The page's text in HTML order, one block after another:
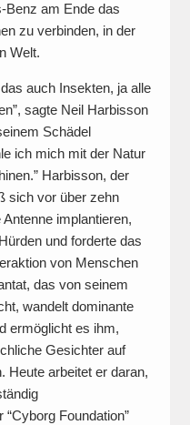
Benz am Ende das
zu verbinden, in der
Welt.
auch Insekten, ja alle
sagte Neil Harbisson
Schädel
ich mich mit der Natur
Harbisson, der
sich vor über zehn
implantieren,
und forderte das
von Menschen
das von seinem
wandelt dominante
ermöglicht es ihm,
Gesichter auf
Heute arbeitet er daran,
Foundation”